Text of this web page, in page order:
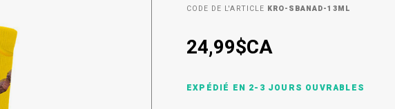
CODE DE L'ARTICLE KRO-SBANAD-13ML
24,99$CA
EXPÉDIÉ EN 2-3 JOURS OUVRABLES